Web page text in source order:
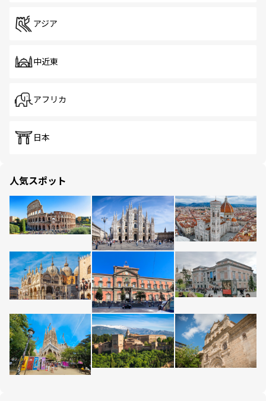
アジア
中近東
アフリカ
日本
人気スポット